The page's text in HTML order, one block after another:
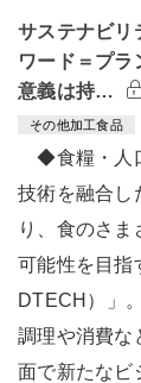
サステナビリ
ワード＝プ
意義は持…
その他加工食品
◆食糧・人
技術を融合し
り、食のさま
可能性を目指
DTECH）」
調理や消費な
面で新たなビ